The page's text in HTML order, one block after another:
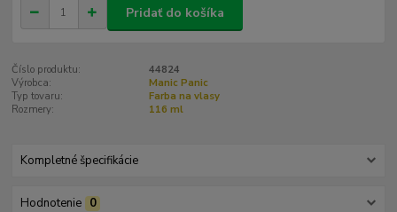
Pridať do košíka
Číslo produktu:
44824
Výrobca:
Manic Panic
Typ tovaru:
Farba na vlasy
Rozmery:
116 ml
Kompletné špecifikácie
Hodnotenie 0